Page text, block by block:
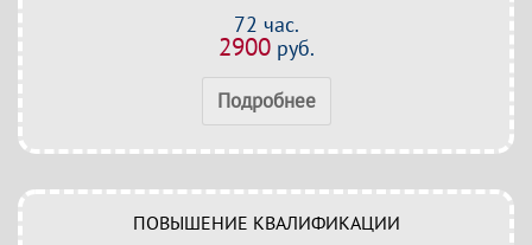
72 час.
2900руб.
Подробнее
ПОВЫШЕНИЕ КВАЛИФИКАЦИИ